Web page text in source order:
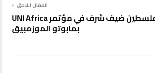
المقال اللاحق
فلسطين ضيف شرف في مؤتمر UNI Africa
بمابوتو الموزمبيق